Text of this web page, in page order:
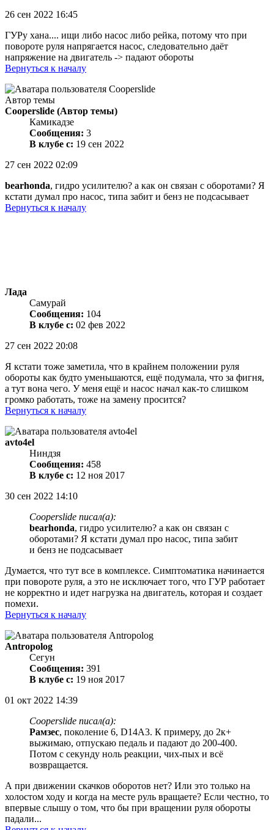
26 сен 2022 16:45
ГУРу хана.... ищи либо насос либо рейка, потому что при
повороте руля напрягается насос, следовательно даёт
напряжение на двигатель -> падают обороты
Вернуться к началу
Автор темы
Cooperslide (Автор темы)
Камикадзе
Сообщения: 3
В клубе с: 19 сен 2022
27 сен 2022 02:09
bearhonda, гидро усилителю? а как он связан с оборотами? Я
кстати думал про насос, типа забит и бенз не подсасывает
Вернуться к началу
Лада
Самурай
Сообщения: 104
В клубе с: 02 фев 2022
27 сен 2022 20:08
Я кстати тоже заметила, что в крайнем положении руля
обороты как будто уменьшаются, ещё подумала, что за фигня,
а тут вона чего. У меня ещё и насос начал как-то слишком
громко работать, тоже на замену просится?
Вернуться к началу
avto4el
Ниндзя
Сообщения: 458
В клубе с: 12 ноя 2017
30 сен 2022 14:10
Cooperslide писал(а):
bearhonda, гидро усилителю? а как он связан с
оборотами? Я кстати думал про насос, типа забит
и бенз не подсасывает
Думается, что тут все в комплексе. Симптоматика начинается
при повороте руля, а это не исключает того, что ГУР работает
не корректно и идет нагрузка на двигатель, которая и создает
помехи.
Вернуться к началу
Antropolog
Сегун
Сообщения: 391
В клубе с: 19 ноя 2017
01 окт 2022 14:39
Cooperslide писал(а):
Рамзес, поколение 6, D14A3. К примеру, до 2к+
выжимаю, отпускаю педаль и падают до 200-400.
Потом с секунду ноль реакции, чих-пых и всё
возвращается.
А при движении скачков оборотов нет? Или это только на
холостом ходу и когда на месте руль вращаете? Если честно, то
впервые слышу о том, что бы при вращении руля обороты
падали...